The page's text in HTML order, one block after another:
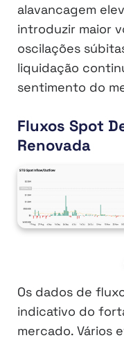
alavancagem
introduzir maior
oscilações
liquidação
sentimento do
Fluxos Spot
Renovada
Os dados de
indicativo do
mercado. Vários